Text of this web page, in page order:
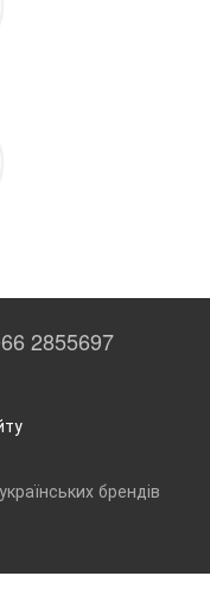
2855697
брендів